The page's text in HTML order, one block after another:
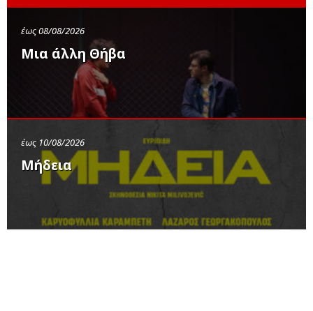
έως 08/08/2026
Μια άλλη Θήβα
έως 10/08/2026
Μήδεια